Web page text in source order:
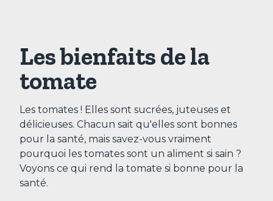
Les bienfaits de la
tomate
Les tomates ! Elles sont sucrées, juteuses et
délicieuses. Chacun sait qu'elles sont bonnes
pour la santé, mais savez-vous vraiment
pourquoi les tomates sont un aliment si sain ?
Voyons ce qui rend la tomate si bonne pour la
santé.